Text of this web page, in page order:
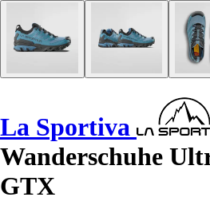
La Sportiva
Wanderschuhe
GTX